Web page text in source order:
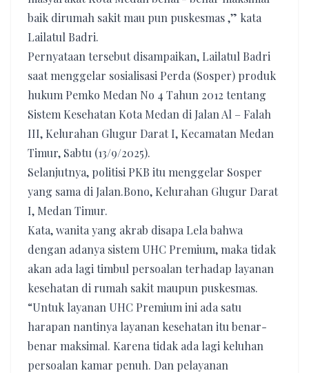
baik dirumah sakit mau pun puskesmas ,” kata
Lailatul Badri.
Pernyataan tersebut disampaikan, Lailatul Badri
saat menggelar sosialisasi Perda (Sosper) produk
hukum Pemko Medan No 4 Tahun 2012 tentang
Sistem Kesehatan Kota Medan di Jalan Al – Falah
III, Kelurahan Glugur Darat I, Kecamatan Medan
Timur, Sabtu (13/9/2025).
Selanjutnya, politisi PKB itu menggelar Sosper
yang sama di Jalan.Bono, Kelurahan Glugur Darat
I, Medan Timur.
Kata, wanita yang akrab disapa Lela bahwa
dengan adanya sistem UHC Premium, maka tidak
akan ada lagi timbul persoalan terhadap layanan
kesehatan di rumah sakit maupun puskesmas.
“Untuk layanan UHC Premium ini ada satu
harapan nantinya layanan kesehatan itu benar-
benar maksimal. Karena tidak ada lagi keluhan
persoalan kamar penuh. Dan pelayanan